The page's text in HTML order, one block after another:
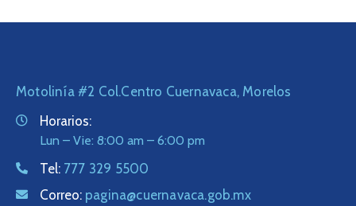
Motolinía #2 Col.Centro Cuernavaca, Morelos
Horarios:
Lun – Vie: 8:00 am – 6:00 pm
Tel: 777 329 5500
Correo: pagina@cuernavaca.gob.mx